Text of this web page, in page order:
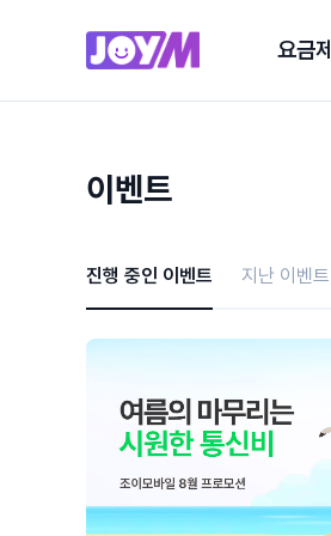
요금제
이벤트
진행 중인 이벤트 지난 이벤트